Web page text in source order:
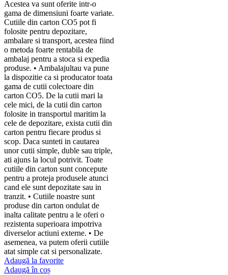
Acestea va sunt oferite intr-o
gama de dimensiuni foarte variate.
Cutiile din carton CO5 pot fi
folosite pentru depozitare,
ambalare si transport, acestea fiind
o metoda foarte rentabila de
ambalaj pentru a stoca si expedia
produse. • Ambalajultau va pune
la dispozitie ca si producator toata
gama de cutii colectoare din
carton CO5. De la cutii mari la
cele mici, de la cutii din carton
folosite in transportul maritim la
cele de depozitare, exista cutii din
carton pentru fiecare produs si
scop. Daca sunteti in cautarea
unor cutii simple, duble sau triple,
ati ajuns la locul potrivit. Toate
cutiile din carton sunt concepute
pentru a proteja produsele atunci
cand ele sunt depozitate sau in
tranzit. • Cutiile noastre sunt
produse din carton ondulat de
inalta calitate pentru a le oferi o
rezistenta superioara impotriva
diverselor actiuni externe. • De
asemenea, va putem oferii cutiile
atat simple cat si personalizate.
Adaugă la favorite
Adaugă în coș